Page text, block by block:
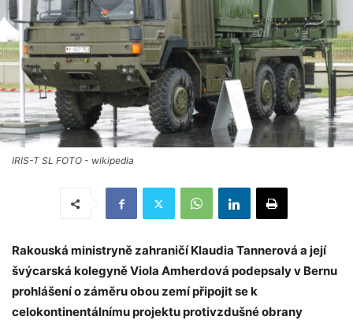
IRIS-T SL FOTO - wikipedia
Rakouská ministryně zahraničí Klaudia Tannerová a její
švýcarská kolegyně Viola Amherdová podepsaly v Bernu
prohlášení o záměru obou zemí připojit se k
celokontinentálnímu projektu protivzdušné obrany